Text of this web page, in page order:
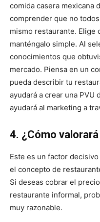
comida casera mexicana
comprender que no
mismo restaurante. Elige
manténgalo simple. Al
conocimientos que
mercado. Piensa en un
pueda describir tu
ayudará a crear una PVU
ayudará al marketing a
4. ¿Cómo
Este es un factor
el concepto de
Si deseas cobrar el
restaurante informal,
muy razonable.